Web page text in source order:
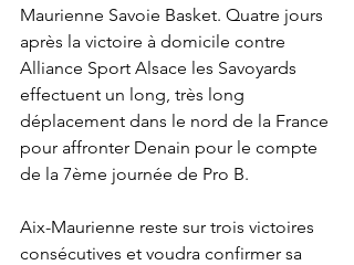
Maurienne Savoie Basket. Quatre jours
après la victoire à domicile contre
Alliance Sport Alsace les Savoyards
effectuent un long, très long
déplacement dans le nord de la France
pour affronter Denain pour le compte
de la 7ème journée de Pro B.
Aix-Maurienne reste sur trois victoires
consécutives et voudra confirmer sa